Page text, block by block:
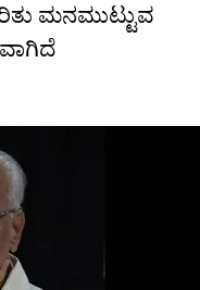
ಮನಮುಟ್ಟುವ